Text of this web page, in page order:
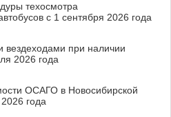
техосмотра
с 1 сентября 2026 года
вездеходами при наличии
2026 года
ОСАГО в Новосибирской
года